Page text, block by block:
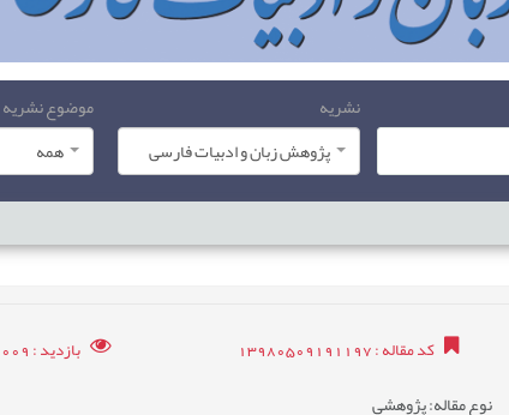
نشریه
پژوهش زبان و ادبیات فارسی
موضوع نشریه
همه
کد مقاله: 13980509191197 بازدید: 11009
نوع مقاله: پژوهشی